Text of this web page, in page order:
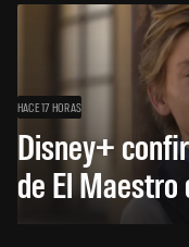
HACE 17 HORAS
Disney+
de El Maestro